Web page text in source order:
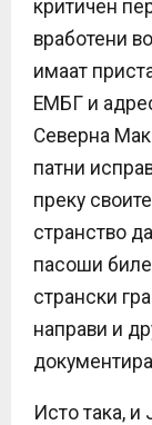
критичен
вработени
имаат
ЕМБГ и
Северна
патни
преку
странство
пасоши
странски
направи и
Исто така, и